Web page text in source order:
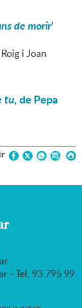
de morir'
i Joan
tu,de Pepa
- Tel. 93 795 99